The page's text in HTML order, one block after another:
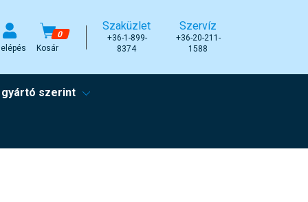
0
Kosár
Szaküzlet
+36-1-899-
8374
Szervíz
+36-20-211-
1588
szerint